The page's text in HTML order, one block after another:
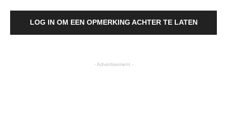
LOG IN OM EEN OPMERKING ACHTER TE LATEN
- Advertisement -